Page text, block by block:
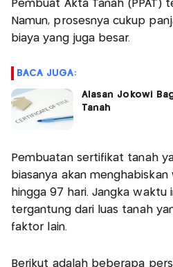
Pembuat Akta Tanah (PPAT)
Namun, prosesnya cukup
biaya yang juga besar.
BACA JUGA:
Alasan Jokowi
Tanah
Pembuatan sertifikat tanah
biasanya akan
hingga 97 hari. Jangka
tergantung dari luas tanah
faktor lain.
Berikut adalah beberapa